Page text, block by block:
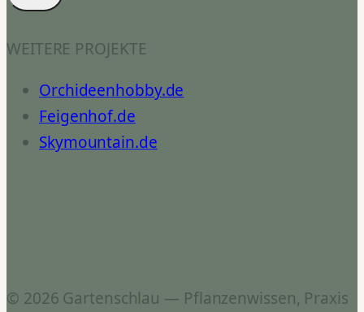
WEITERE PROJEKTE
Orchideenhobby.de
Feigenhof.de
Skymountain.de
© 2026 Gartenschlau — Pflanzenwissen, Praxis